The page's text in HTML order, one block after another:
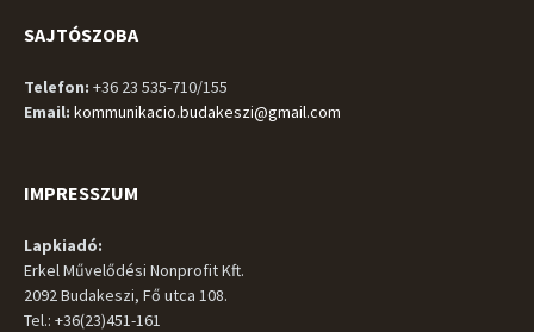
SAJTÓSZOBA
Telefon: +36 23 535-710/155
Email: kommunikacio.budakeszi@gmail.com
IMPRESSZUM
Lapkiadó:
Erkel Művelődési Nonprofit Kft.
2092 Budakeszi, Fő utca 108.
Tel.: +36(23)451-161